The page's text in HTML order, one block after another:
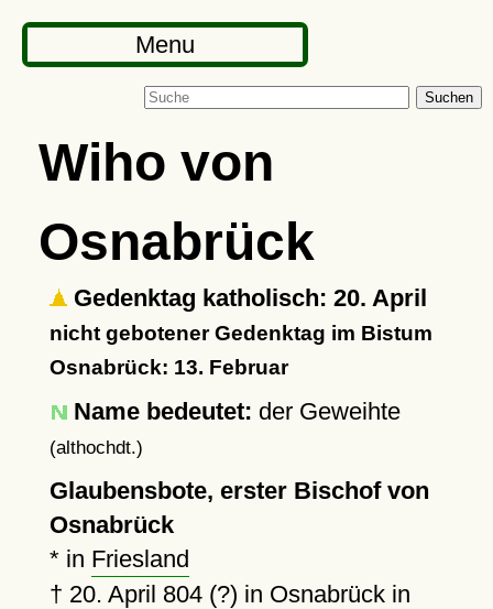
Menu
Suchen
Wiho von
Osnabrück
Gedenktag katholisch: 20. April
nicht gebotener Gedenktag im Bistum
Osnabrück: 13. Februar
Name bedeutet: der Geweihte
(althochdt.)
Glaubensbote, erster Bischof von
Osnabrück
* in Friesland
† 20. April 804 (?) in Osnabrückin